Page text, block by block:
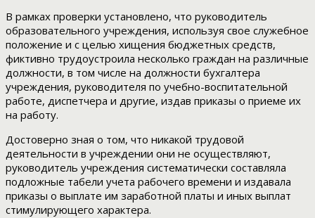
В рамках проверки установлено, что руководитель
образовательного учреждения, используя свое служебное
положение и с целью хищения бюджетных средств,
фиктивно трудоустроила несколько граждан на различные
должности, в том числе на должности бухгалтера
учреждения, руководителя по учебно-воспитательной
работе, диспетчера и другие, издав приказы о приеме их
на работу.
Достоверно зная о том, что никакой трудовой
деятельности в учреждении они не осуществляют,
руководитель учреждения систематически составляла
подложные табели учета рабочего времени и издавала
приказы о выплате им заработной платы и иных выплат
стимулирующего характера.